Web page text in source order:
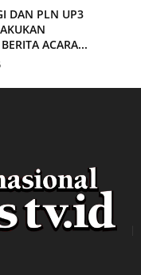
DAN PLN UP3
ACARA...